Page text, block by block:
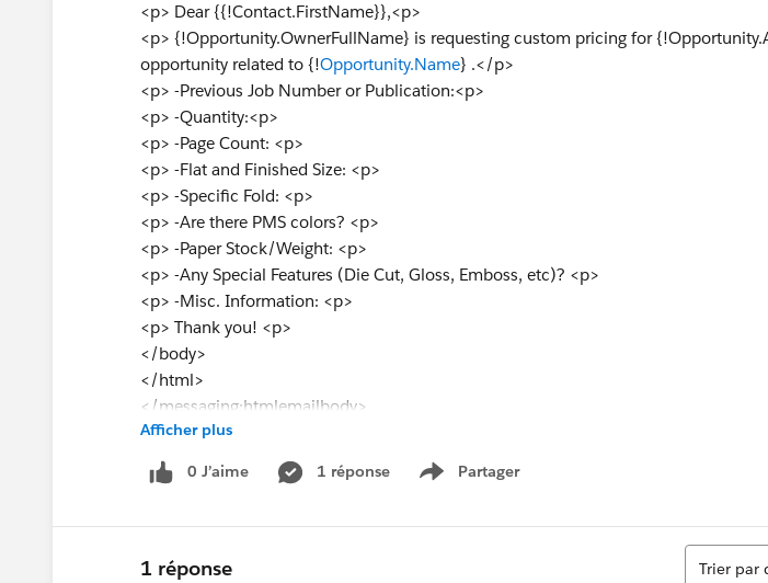
<p> Dear {{!Contact.FirstName}},<p>
<p> {!Opportunity.OwnerFullName} is requesting custom pricing for
opportunity related to {!Opportunity.Name} .</p>
<p> -Previous Job Number or Publication:<p>
<p> -Quantity:<p>
<p> -Page Count: <p>
<p> -Flat and Finished Size: <p>
<p> -Specific Fold: <p>
<p> -Are there PMS colors? <p>
<p> -Paper Stock/Weight: <p>
<p> -Any Special Features (Die Cut, Gloss, Emboss, etc)? <p>
<p> -Misc. Information: <p>
<p> Thank you! <p>
</body>
</html>
</messaging:htmlemailbody>
</messaging:emailTemplate>
Afficher plus
0 J’aime 1 réponse Partager
Show menu
1 réponse
Tri
Trier par